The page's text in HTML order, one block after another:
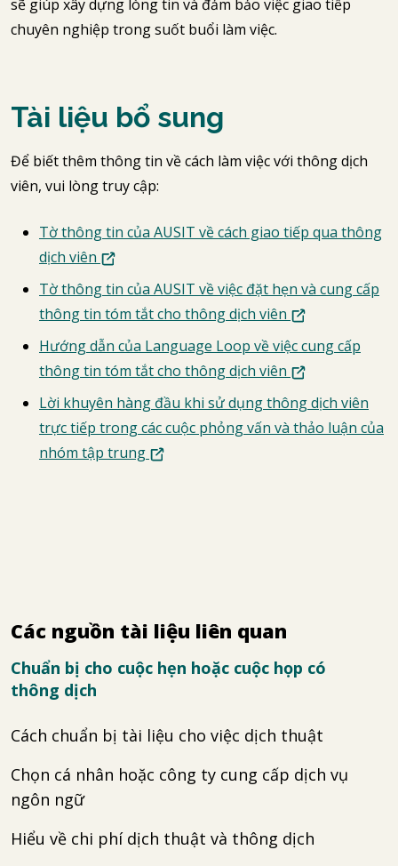
Các nguồn tài liệu liên quan
Chuẩn bị cho cuộc hẹn hoặc cuộc họp có
thông dịch
Cách chuẩn bị tài liệu cho việc dịch thuật
Chọn cá nhân hoặc công ty cung cấp dịch vụ
ngôn ngữ
Hiểu về chi phí dịch thuật và thông dịch
sẽ giúp xây dựng lòng tin và đảm bảo việc giao tiếp
chuyên nghiệp trong suốt buổi làm việc.
Tài liệu bổ sung
Để biết thêm thông tin về cách làm việc với thông dịch
viên, vui lòng truy cập:
Tờ thông tin của AUSIT về cách giao tiếp qua thông
dịch viên
Tờ thông tin của AUSIT về việc đặt hẹn và cung cấp
thông tin tóm tắt cho thông dịch viên
Hướng dẫn của Language Loop về việc cung cấp
thông tin tóm tắt cho thông dịch viên
Lời khuyên hàng đầu khi sử dụng thông dịch viên
trực tiếp trong các cuộc phỏng vấn và thảo luận của
nhóm tập trung